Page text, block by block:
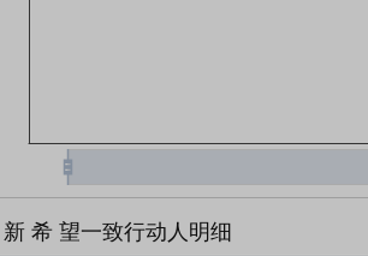
新 希 望一致行动人明细